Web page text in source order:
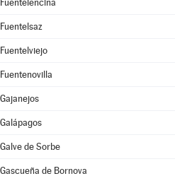
Fuentelencina
Fuentelsaz
Fuentelviejo
Fuentenovilla
Gajanejos
Galápagos
Galve de Sorbe
Gascueña de Bornova